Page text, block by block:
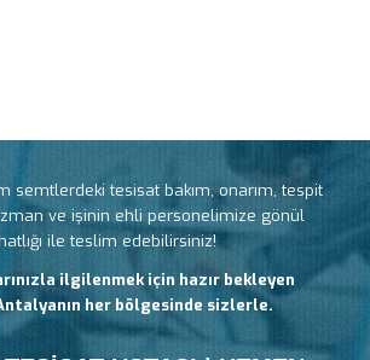
semtlerdeki tesisat bakım, onarım, tespit
ve işinin ehli personelimize gönül
ile teslim edebilirsiniz!
ilgilenmek için hazır bekleyen
her bölgesinde sizlerle.